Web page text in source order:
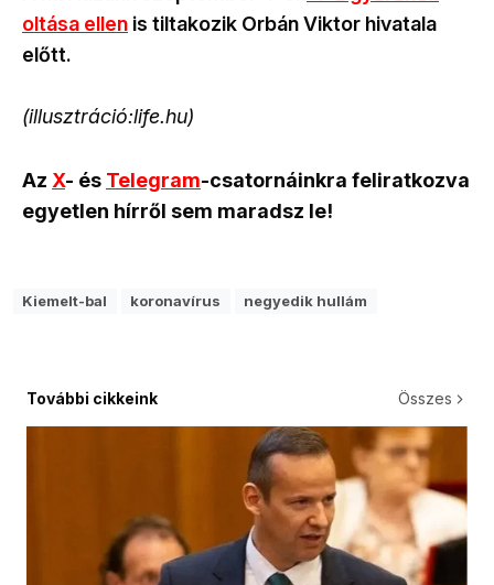
oltása ellen is tiltakozik Orbán Viktor hivatala
előtt.
(illusztráció:life.hu)
Az X- és Telegram-csatornáinkra feliratkozva
egyetlen hírről sem maradsz le!
Kiemelt-bal koronavírus negyedik hullám
További cikkeink Összes